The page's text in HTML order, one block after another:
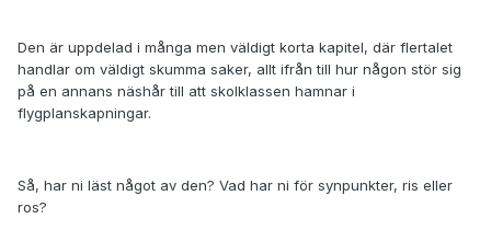
Den är uppdelad i många men väldigt korta kapitel, där flertalet
handlar om väldigt skumma saker, allt ifrån till hur någon stör sig
på en annans näshår till att skolklassen hamnar i
flygplanskapningar.
Så, har ni läst något av den? Vad har ni för synpunkter, ris eller
ros?